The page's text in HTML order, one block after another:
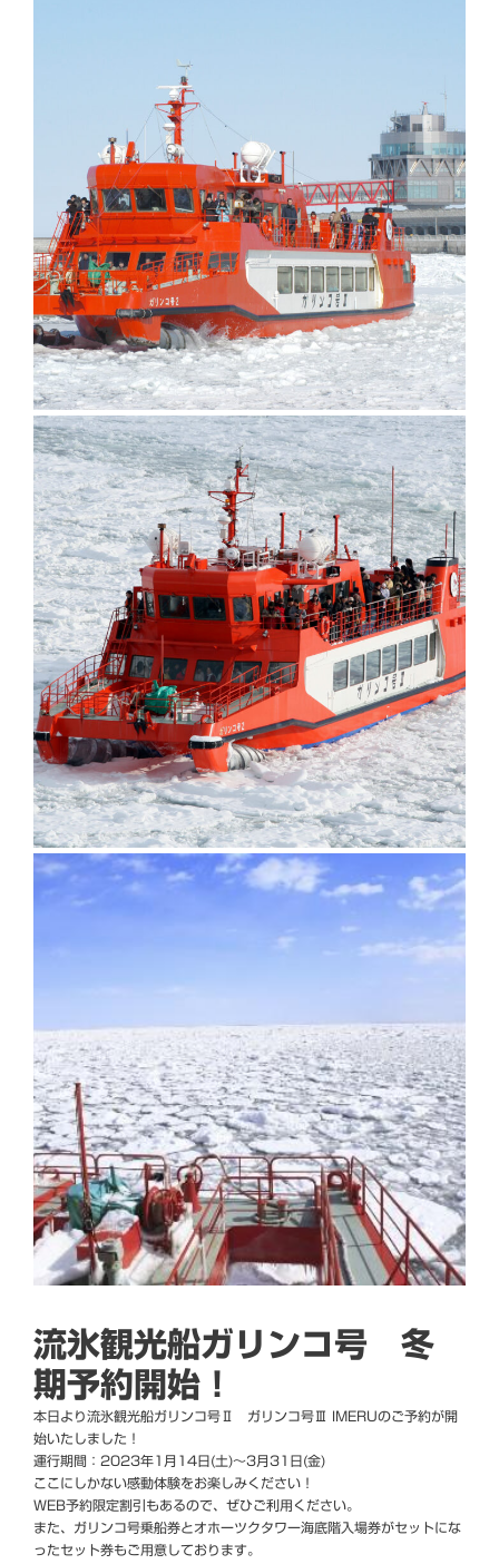
流氷観光船ガリンコ号 冬
期予約開始！
本日より流氷観光船ガリンコ号Ⅱ ガリンコ号Ⅲ IMERUのご予約が開
始いたしました！
運行期間：2023年1月14日(土)～3月31日(金)
ここにしかない感動体験をお楽しみください！
WEB予約限定割引もあるので、ぜひご利用ください。
また、ガリンコ号乗船券とオホーツクタワー海底階入場券がセットにな
ったセット券もご用意しております。